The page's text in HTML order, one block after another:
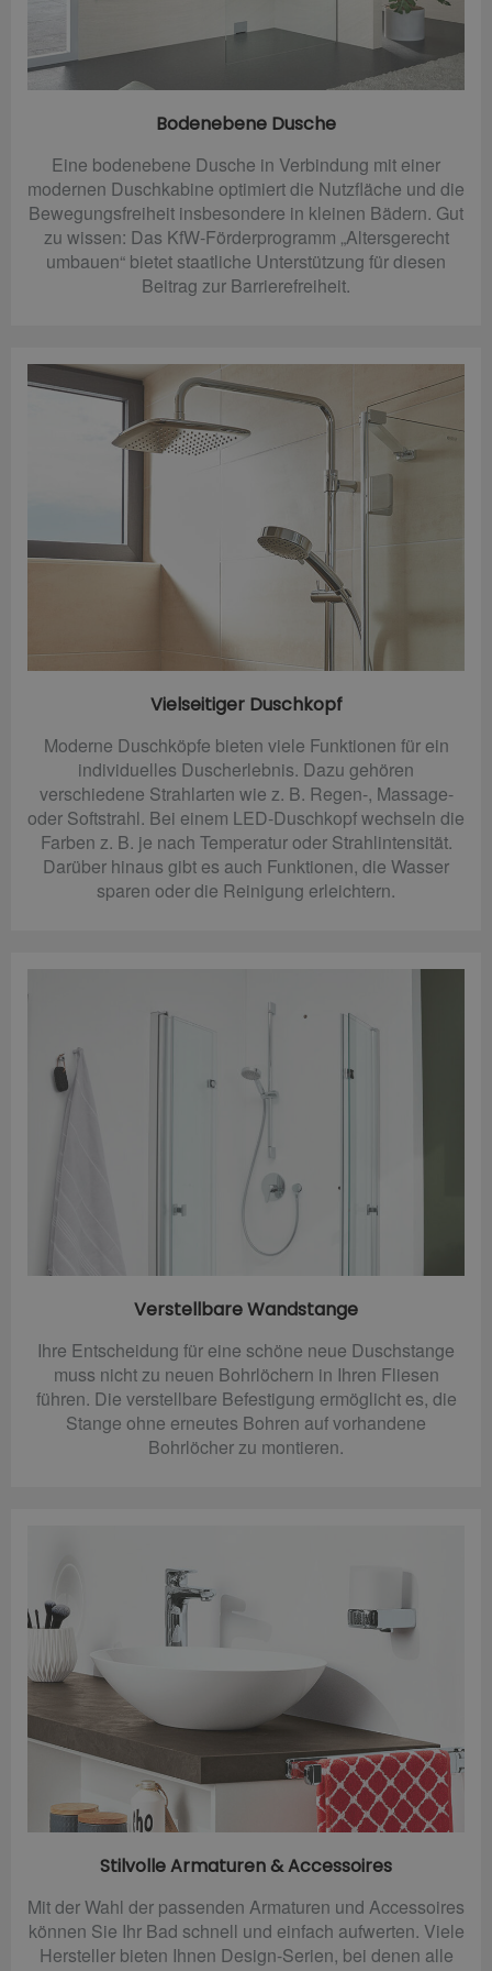
Bodenebene Dusche
Eine bodenebene Dusche in Verbindung mit einer
modernen Duschkabine optimiert die Nutzfläche und die
Bewegungsfreiheit insbesondere in kleinen Bädern. Gut
zu wissen: Das KfW-Förderprogramm „Altersgerecht
umbauen“ bietet staatliche Unterstützung für diesen
Beitrag zur Barrierefreiheit.
Vielseitiger Duschkopf
Moderne Duschköpfe bieten viele Funktionen für ein
individuelles Duscherlebnis. Dazu gehören
verschiedene Strahlarten wie z. B. Regen-, Massage-
oder Softstrahl. Bei einem LED-Duschkopf wechseln die
Farben z. B. je nach Temperatur oder Strahlintensität.
Darüber hinaus gibt es auch Funktionen, die Wasser
sparen oder die Reinigung erleichtern.
Verstellbare Wandstange
Ihre Entscheidung für eine schöne neue Duschstange
muss nicht zu neuen Bohrlöchern in Ihren Fliesen
führen. Die verstellbare Befestigung ermöglicht es, die
Stange ohne erneutes Bohren auf vorhandene
Bohrlöcher zu montieren.
Stilvolle Armaturen & Accessoires
Mit der Wahl der passenden Armaturen und Accessoires
können Sie Ihr Bad schnell und einfach aufwerten. Viele
Hersteller bieten Ihnen Design-Serien, bei denen alle